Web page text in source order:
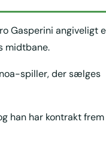
Gasperini angiveligt
midtbane.
spiller, der sælges
han har kontrakt frem